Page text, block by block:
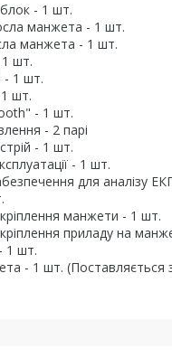
- 1 шт.
манжета - 1 шт.
манжета - 1 шт.
шт.
- 1 шт.
шт.
- 1 шт.
- 2 парі
- 1 шт.
- 1 шт.
для аналізу
манжети - 1 шт.
приладу на
1 шт.
- 1 шт. (Поставляється